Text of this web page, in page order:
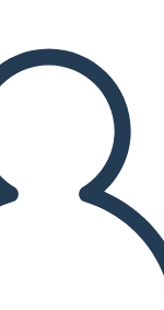
DIAPOZITIVE